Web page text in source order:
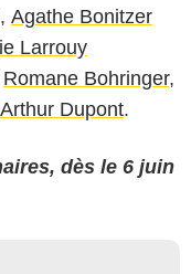
Agathe Bonitzer
Larrouy
Romane Bohringer,
Arthur Dupont.
dès le 6 juin